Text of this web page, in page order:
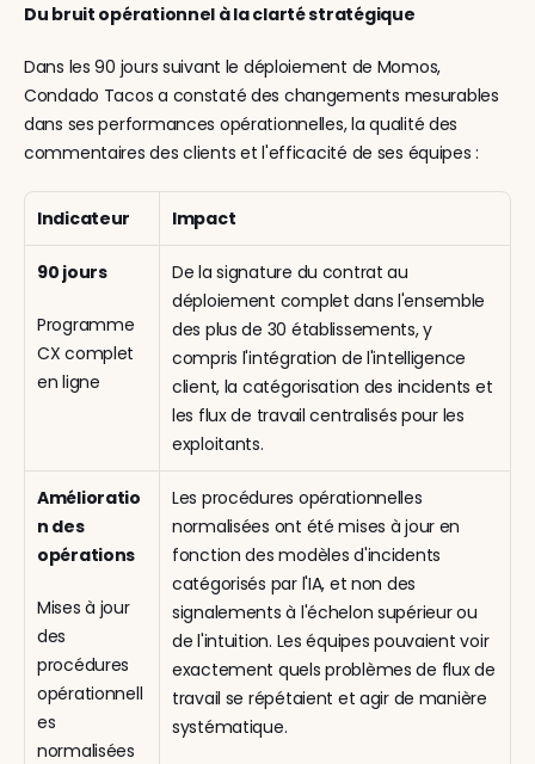
Du bruit opérationnel à la clarté stratégique
Dans les 90 jours suivant le déploiement de Momos,
Condado Tacos a constaté des changements mesurables
dans ses performances opérationnelles, la qualité des
commentaires des clients et l'efficacité de ses équipes :
Indicateur Impact
90 jours
Programme
CX complet
en ligne
De la signature du contrat au
déploiement complet dans l'ensemble
des plus de 30 établissements, y
compris l'intégration de l'intelligence
client, la catégorisation des incidents et
les flux de travail centralisés pour les
exploitants.
Amélioratio
n des
opérations
Mises à jour
des
procédures
opérationnell
es
normalisées
Les procédures opérationnelles
normalisées ont été mises à jour en
fonction des modèles d'incidents
catégorisés par l'IA, et non des
signalements à l'échelon supérieur ou
de l'intuition. Les équipes pouvaient voir
exactement quels problèmes de flux de
travail se répétaient et agir de manière
systématique.